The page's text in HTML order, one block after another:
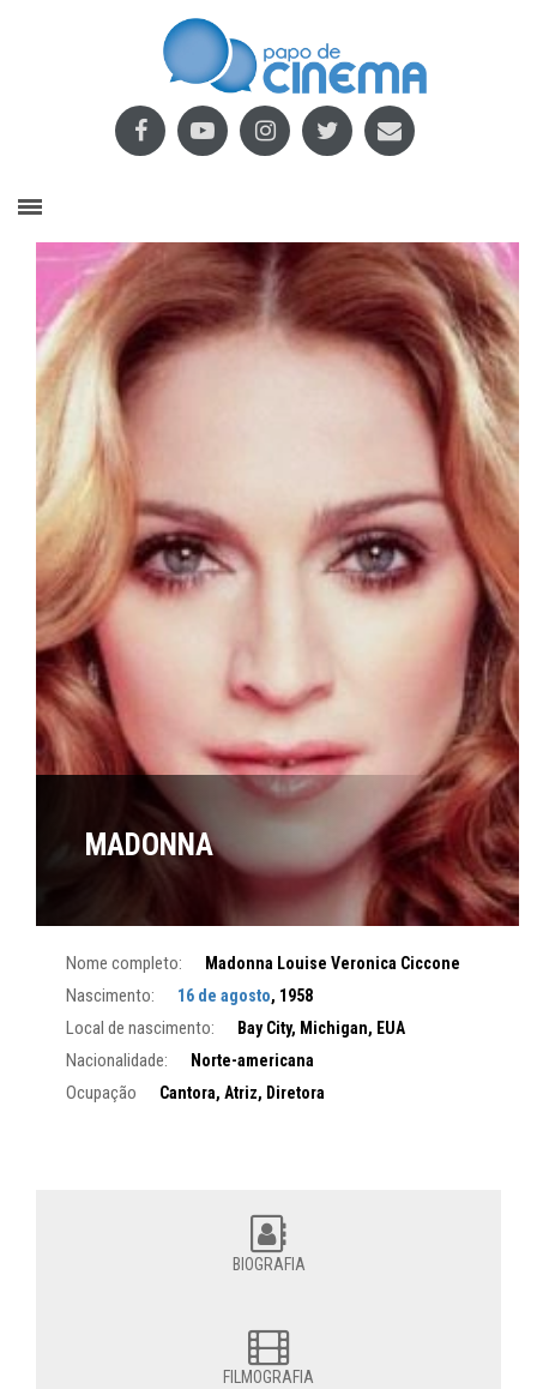
MADONNA
Nome completo: Madonna Louise Veronica Ciccone
Nascimento: 16 de agosto, 1958
Local de nascimento: Bay City, Michigan, EUA
Nacionalidade: Norte-americana
Ocupação Cantora, Atriz, Diretora
BIOGRAFIA
FILMOGRAFIA